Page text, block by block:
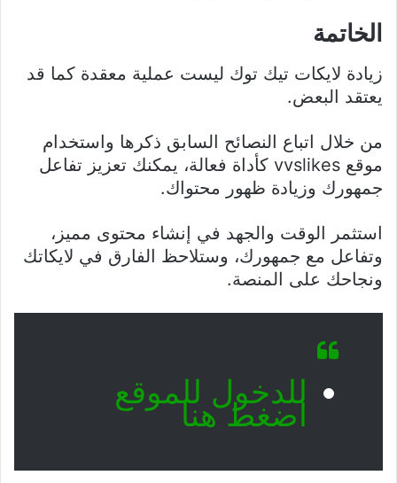
الخاتمة
زيادة لايكات تيك توك ليست عملية معقدة كما قد
يعتقد البعض.
من خلال اتباع النصائح السابق ذكرها واستخدام
موقع vvslikes كأداة فعالة، يمكنك تعزيز تفاعل
جمهورك وزيادة ظهور محتواك.
استثمر الوقت والجهد في إنشاء محتوى مميز،
وتفاعل مع جمهورك، وستلاحظ الفارق في لايكاتك
ونجاحك على المنصة.
للدخول للموقع
اضغط هنا